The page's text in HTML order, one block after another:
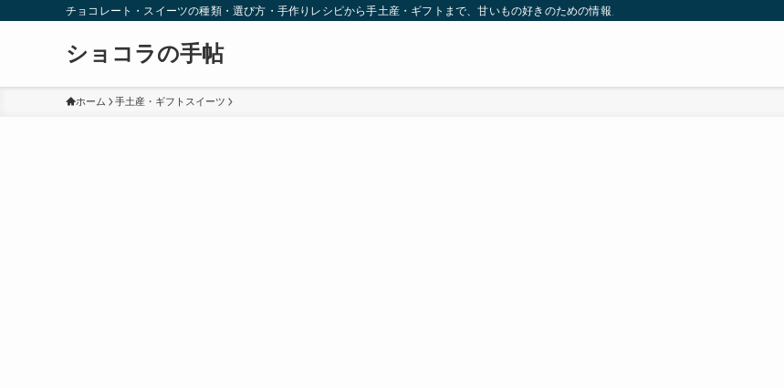
チョコレート・スイーツの種類・選び方・手作りレシピから手土産・ギフトまで、甘いもの好きのための情報メディア
ショコラの手帖
ホーム 手土産・ギフトスイーツ